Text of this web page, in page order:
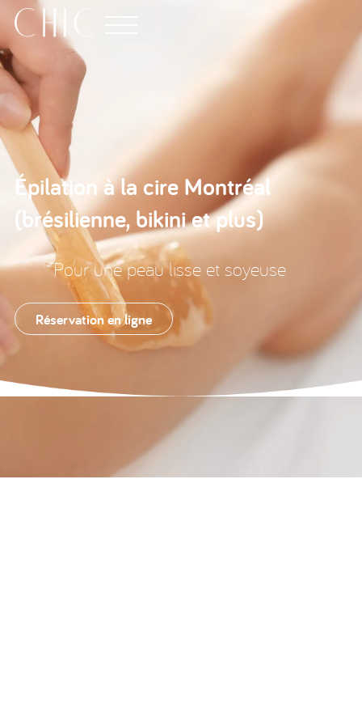
Épilation à la cire Montréal
(brésilienne, bikini et plus)
Pour une peau lisse et soyeuse
Réservation en ligne